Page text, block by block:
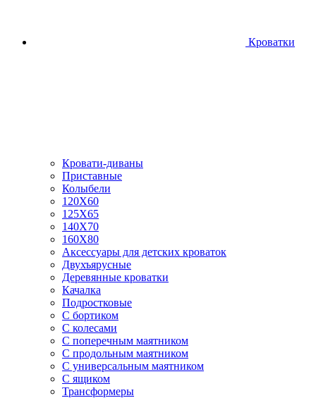
Кроватки
Кровати-диваны
Приставные
Колыбели
120Х60
125X65
140Х70
160Х80
Аксессуары для детских кроваток
Двухъярусные
Деревянные кроватки
Качалка
Подростковые
С бортиком
С колесами
С поперечным маятником
С продольным маятником
С универсальным маятником
С ящиком
Трансформеры